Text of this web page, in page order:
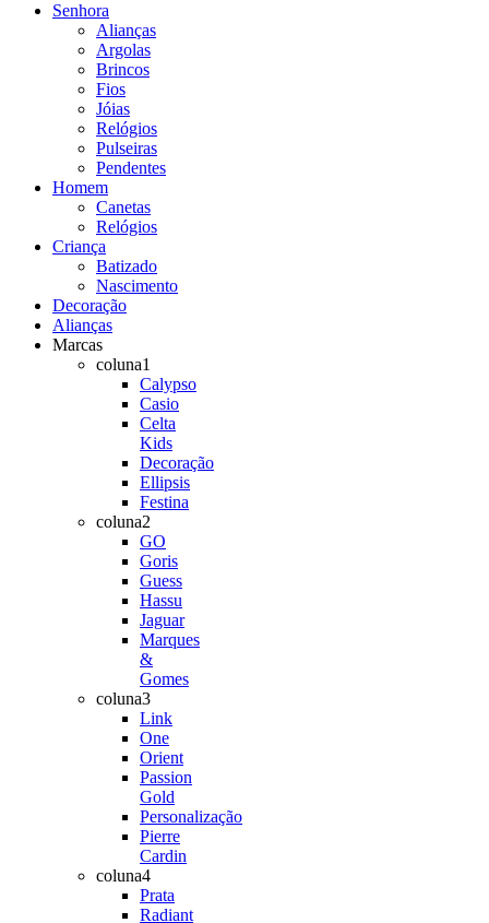
Senhora
Alianças
Argolas
Brincos
Fios
Jóias
Relógios
Pulseiras
Pendentes
Homem
Canetas
Relógios
Criança
Batizado
Nascimento
Decoração
Alianças
Marcas
coluna1
Calypso
Casio
Celta
Kids
Decoração
Ellipsis
Festina
coluna2
GO
Goris
Guess
Hassu
Jaguar
Marques
&
Gomes
coluna3
Link
One
Orient
Passion
Gold
Personalização
Pierre
Cardin
coluna4
Prata
Radiant